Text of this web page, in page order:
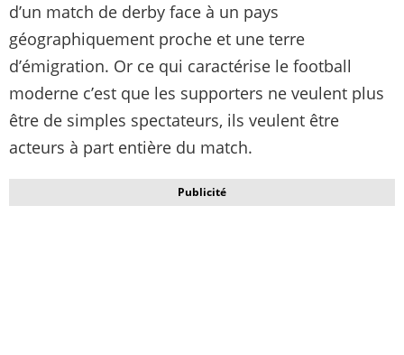
d’un match de derby face à un pays
géographiquement proche et une terre
d’émigration. Or ce qui caractérise le football
moderne c’est que les supporters ne veulent plus
être de simples spectateurs, ils veulent être
acteurs à part entière du match.
Publicité